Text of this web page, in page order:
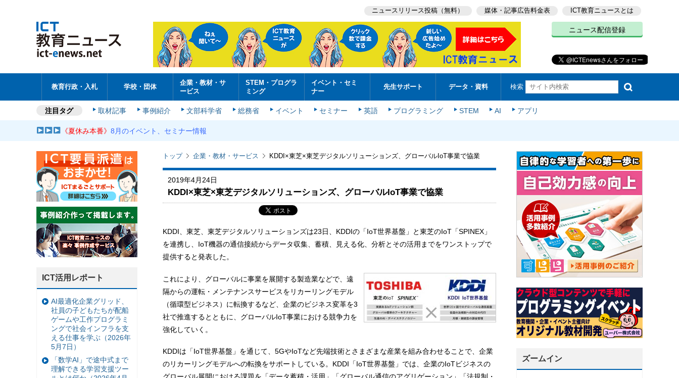
ニュースリリース投稿（無料） 媒体・記事広告料金表 ICT教育ニュースとは
ニュース配信登録
教育行政・入札 学校・団体
企業・教材・サ
ービス
STEM・プログラ
ミング
イベント・セミ
ナー
先生サポート データ・資料 検索
注目タグ 取材記事 事例紹介 文部科学省 総務省 イベント セミナー 英語 プログラミング STEM AI アプリ
《夏休み本番》8月のイベント、セミナー情報
トップ 企業・教材・サービス KDDI×東芝×東芝デジタルソリューションズ、グローバルIoT事業で協業
2019年4月24日
KDDI×東芝×東芝デジタルソリューションズ、グローバルIoT事業で協業
KDDI、東芝、東芝デジタルソリューションズは23日、KDDIの「IoT世界基盤」と東芝のIoT「SPINEX」
を連携し、IoT機器の通信接続からデータ収集、蓄積、見える化、分析とその活用までをワンストップで
提供すると発表した。
これにより、グローバルに事業を展開する製造業などで、遠
隔からの運転・メンテナンスサービスをリカーリングモデル
（循環型ビジネス）に転換するなど、企業のビジネス変革を3
社で推進するとともに、グローバルIoT事業における競争力を
強化していく。
KDDIは「IoT世界基盤」を通じて、5GやIoTなど先端技術とさまざまな産業を組み合わせることで、企業
のリカーリングモデルへの転換をサポートしている。KDDI「IoT世界基盤」では、企業のIoTビジネスの
ズームイン
ICT活用レポート
AI最適化企業グリッド、
社員の子どもたちが配船
ゲームや工作プログラミ
ングで社会インフラを支
える仕事を学ぶ（2026年
5月7日）
「数学AI」で途中式まで
理解できる学習支援ツー